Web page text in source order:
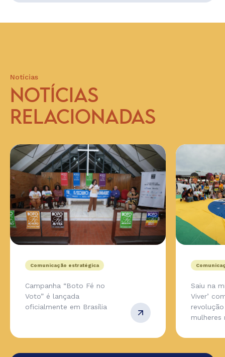
Notícias
NOTÍCIAS
RELACIONADAS
Comunicação estratégica
Campanha “Boto Fé no
Voto” é lançada
oficialmente em Brasília
Saiu na
Viver’
mulheres